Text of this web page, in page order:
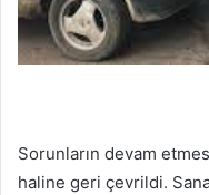
Sorunların devam
haline geri çevrildi.